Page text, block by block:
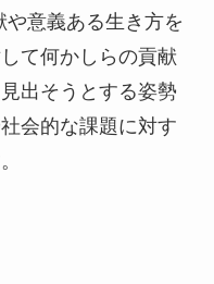
意義ある生き方を
て何かしらの貢献
出そうとする姿勢
会的な課題に対す